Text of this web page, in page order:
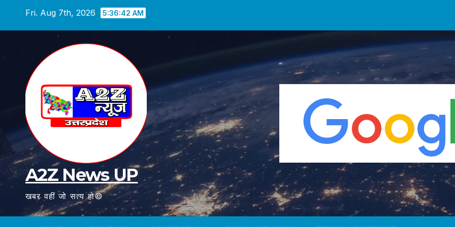
Fri. Aug 7th, 2026 5:36:44 AM
A2Z News UP
खबर वहीं जो सत्य हो©